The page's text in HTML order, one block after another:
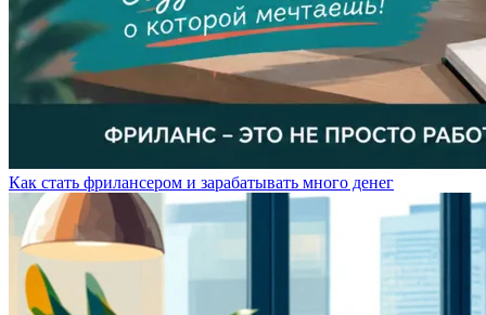
Как стать фрилансером и зарабатывать много денег